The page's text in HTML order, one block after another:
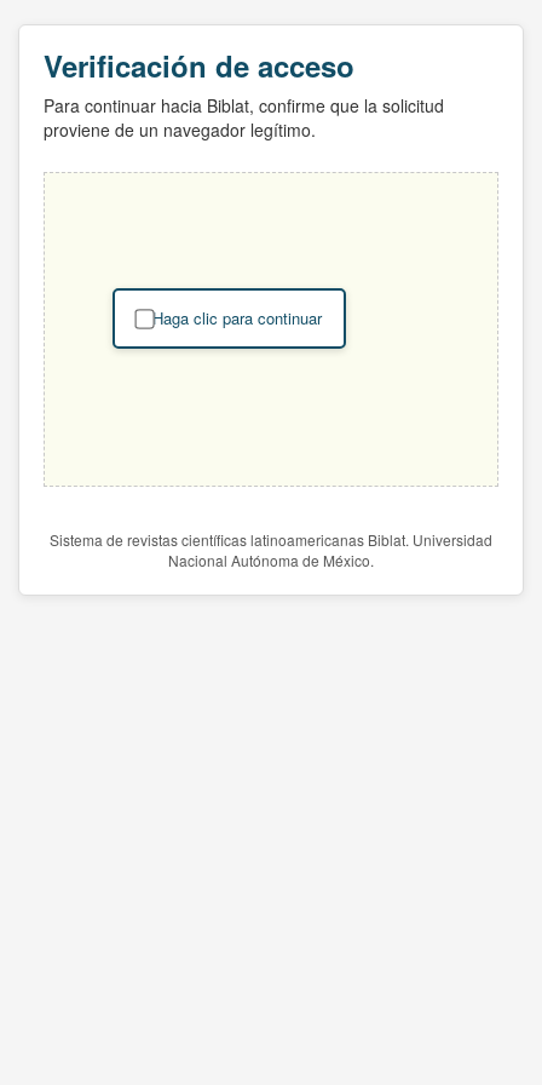
Verificación de acceso
Para continuar hacia Biblat, confirme que la solicitud
proviene de un navegador legítimo.
Haga clic para continuar
Sistema de revistas científicas latinoamericanas Biblat. Universidad
Nacional Autónoma de México.